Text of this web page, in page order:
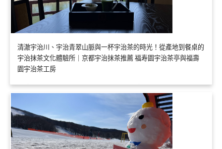
清澈宇治川、宇治青翠山脈與一杯宇治茶的時光！從產地到餐桌的
宇治抹茶文化體驗所｜京都宇治抹茶推薦 福寿園宇治茶亭與福壽
園宇治茶工房